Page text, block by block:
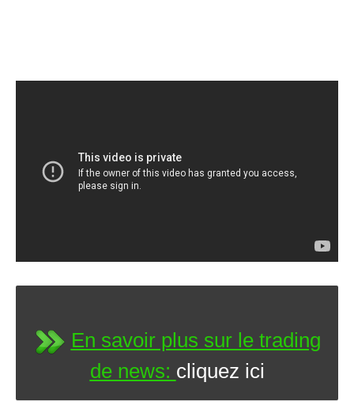
En savoir plus sur le trading
de news: cliquez ici